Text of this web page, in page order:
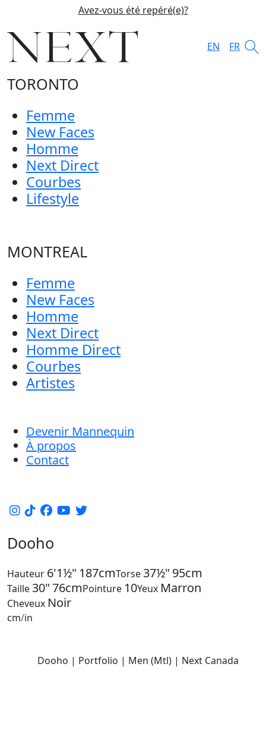
Avez-vous été repéré(e)?
EN FR
TORONTO
Femme
New Faces
Homme
Next Direct
Courbes
Lifestyle
MONTREAL
Femme
New Faces
Homme
Next Direct
Homme Direct
Courbes
Artistes
Devenir Mannequin
À propos
Contact
Dooho
Hauteur 6'1½" 187cmTorse 37½" 95cm
Taille 30"76cmPointure 10Yeux Marron
Cheveux Noir
cm/in